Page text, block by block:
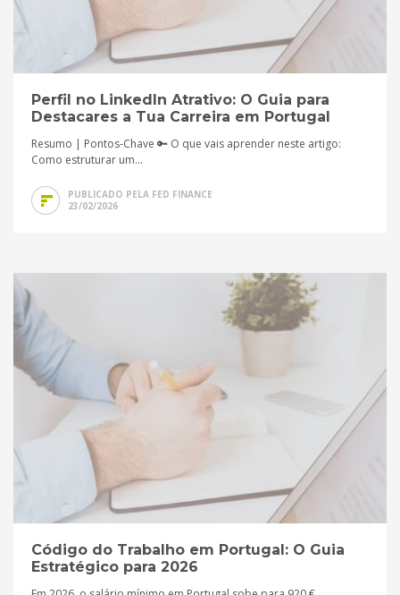
Perfil no LinkedIn Atrativo: O Guia para
Destacares a Tua Carreira em Portugal
Resumo | Pontos-Chave 🔑 O que vais aprender neste artigo:
Como estruturar um...
PUBLICADO PELA FED FINANCE
23/02/2026
Código do Trabalho em Portugal: O Guia
Estratégico para 2026